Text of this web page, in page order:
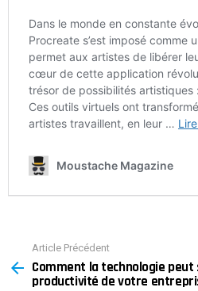
more
Article Précédent
Comment la technologie
productivité de votre